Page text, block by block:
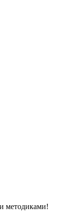
методиками!